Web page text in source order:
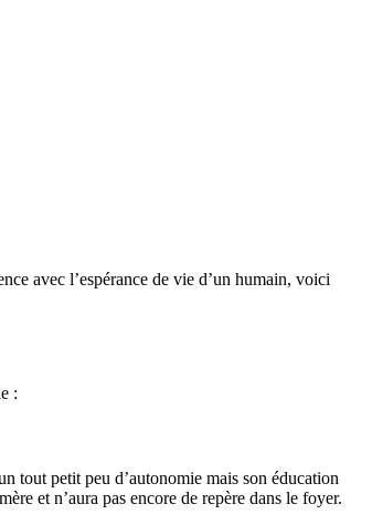
avec l’espérance de vie d’un humain, voici
:
tout petit peu d’autonomie mais son éducation
et n’aura pas encore de repère dans le foyer.